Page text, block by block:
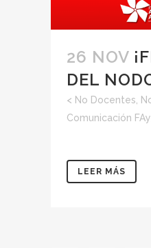
26 NOV
DEL
< No Docentes
Comunicación
LEER MÁS